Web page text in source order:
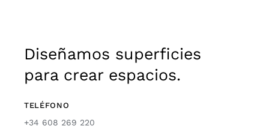
Diseñamos superficies
para crear espacios.
TELÉFONO
+34 608 269 220